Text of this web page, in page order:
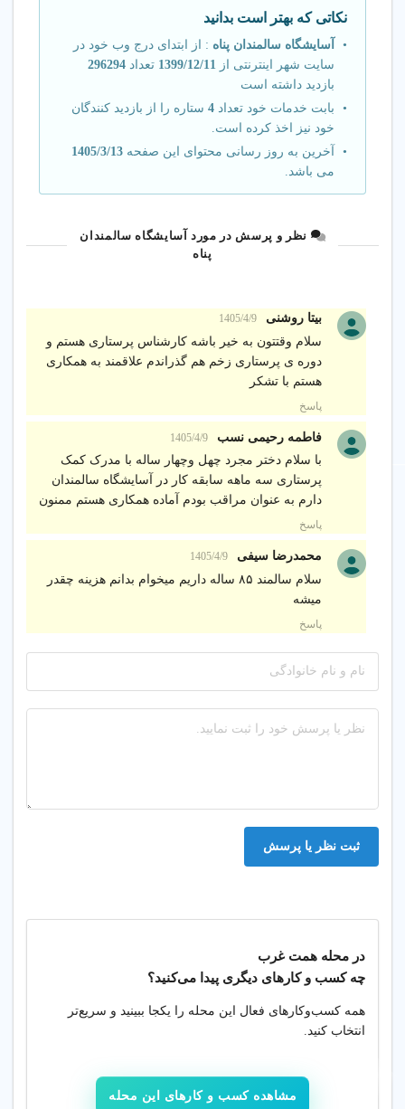
نکاتی که بهتر است بدانید
آسایشگاه سالمندان پناه : از ابتدای درج وب خود در
سایت شهر اینترنتی از
1399/12/11 تعداد 296294
بازدید داشته است
بابت خدمات خود تعداد 4 ستاره را از بازدید کنندگان
خود نیز اخذ کرده است.
آخرین به روز رسانی محتوای این صفحه 1405/3/13
می باشد.
نظر و پرسش در مورد آسایشگاه سالمندان
پناه
بیتا روشنی 1405/4/9
سلام وقتتون به خیر باشه کارشناس پرستاری هستم و
دوره ی پرستاری زخم هم گذراندم علاقمند به همکاری
هستم با تشکر
پاسخ
فاطمه رحیمی نسب 1405/4/9
با سلام دختر مجرد چهل وچهار ساله با مدرک کمک
پرستاری سه ماهه سابقه کار در آسایشگاه سالمندان
دارم به عنوان مراقب بودم آماده همکاری هستم ممنون
پاسخ
محمدرضا سیفی 1405/4/9
سلام سالمند ۸۵ ساله داریم میخوام بدانم هزینه چقدر
میشه
پاسخ
ثبت نظر یا پرسش
در محله همت غرب
چه کسب‌ و کارهای دیگری پیدا می‌کنید؟
همه کسب‌وکارهای فعال این محله را یکجا ببینید و سریع‌تر
انتخاب کنید.
مشاهده کسب و کارهای این محله